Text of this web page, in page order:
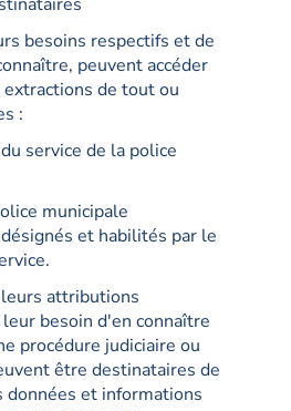
besoins respectifs et de
peuvent accéder
de tout ou
:
service de la police
municipale
et habilités par le
attributions
besoin d'en connaître
procédure judiciaire ou
être destinataires de
et informations